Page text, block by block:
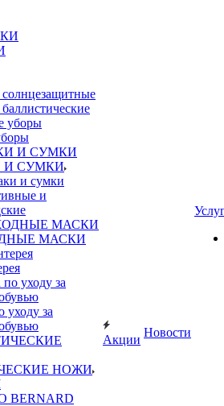
И СУМКИ
и сумки
и
МАСКИ
уходу за
НОЖИ
BERNARD
Акции
Новости